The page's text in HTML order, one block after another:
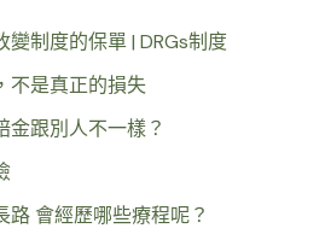
變制度的保單 | DRGs制度
不是真正的損失
金跟別人不一樣？
路 會經歷哪些療程呢？